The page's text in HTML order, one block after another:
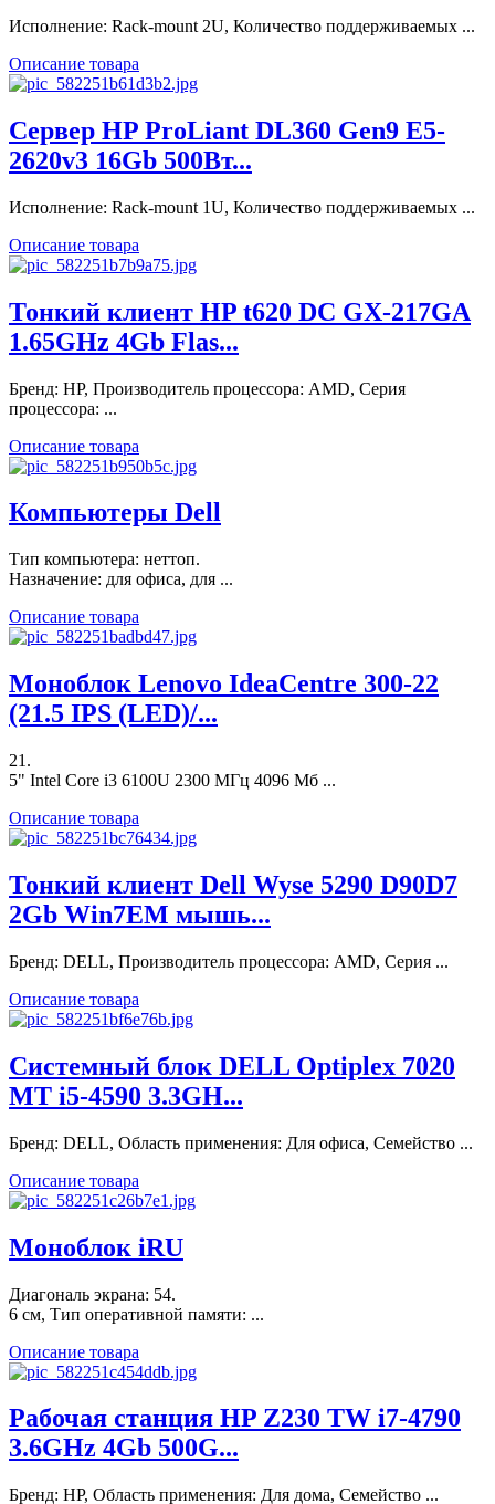
Исполнение: Rack-mount 2U, Количество поддерживаемых ...
Описание товара
Сервер HP ProLiant DL360 Gen9 E5-
2620v3 16Gb 500Вт...
Исполнение: Rack-mount 1U, Количество поддерживаемых ...
Описание товара
Тонкий клиент HP t620 DC GX-217GA
1.65GHz 4Gb Flas...
Бренд: HP, Производитель процессора: AMD, Серия
процессора: ...
Описание товара
Компьютеры Dell
Тип компьютера: неттоп.
Назначение: для офиса, для ...
Описание товара
Моноблок Lenovo IdeaCentre 300-22
(21.5 IPS (LED)/...
21.
5" Intel Core i3 6100U 2300 МГц 4096 Мб ...
Описание товара
Тонкий клиент Dell Wyse 5290 D90D7
2Gb Win7EM мышь...
Бренд: DELL, Производитель процессора: AMD, Серия ...
Описание товара
Системный блок DELL Optiplex 7020
MT i5-4590 3.3GH...
Бренд: DELL, Область применения: Для офиса, Семейство ...
Описание товара
Моноблок iRU
Диагональ экрана: 54.
6 см, Тип оперативной памяти: ...
Описание товара
Рабочая станция HP Z230 TW i7-4790
3.6GHz 4Gb 500G...
Бренд: HP, Область применения: Для дома, Семейство ...